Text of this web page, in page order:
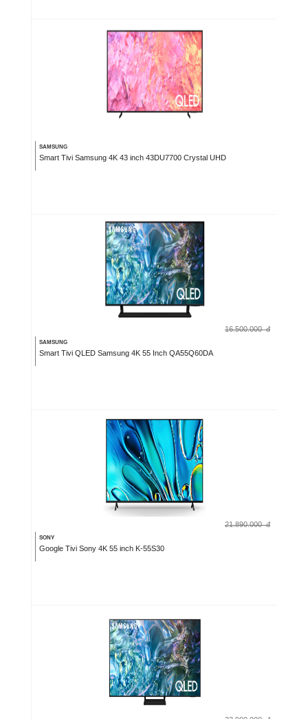
SAMSUNG
Smart Tivi Samsung 4K 43 inch 43DU7700 Crystal UHD
16.500.000 đ
SAMSUNG
Smart Tivi QLED Samsung 4K 55 Inch QA55Q60DA
21.890.000 đ
SONY
Google Tivi Sony 4K 55 inch K-55S30